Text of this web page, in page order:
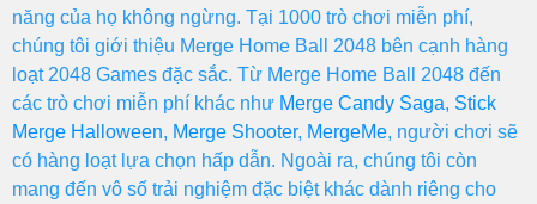
năng của họ không ngừng. Tại 1000 trò chơi miễn phí,
chúng tôi giới thiệu Merge Home Ball 2048 bên cạnh hàng
loạt 2048 Games đặc sắc. Từ Merge Home Ball 2048 đến
các trò chơi miễn phí khác như Merge Candy Saga, Stick
Merge Halloween, Merge Shooter, MergeMe, người chơi sẽ
có hàng loạt lựa chọn hấp dẫn. Ngoài ra, chúng tôi còn
mang đến vô số trải nghiệm đặc biệt khác dành riêng cho